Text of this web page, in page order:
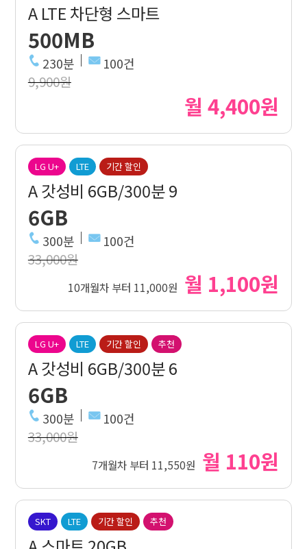
A LTE 차단형 스마트
500MB
230분 100건
9,900원
월 4,400원
LG U+ LTE 기간 할인
A 갓성비 6GB/300분 9
6GB
300분 100건
33,000원
10개월차 부터 11,000원 월 1,100원
LG U+ LTE 기간 할인 추천
A 갓성비 6GB/300분 6
6GB
300분 100건
33,000원
7개월차 부터 11,550원 월 110원
SKT LTE 기간 할인 추천